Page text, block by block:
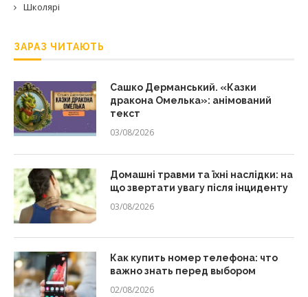
Школярі
ЗАРАЗ ЧИТАЮТЬ
Сашко Дерманський. «Казки
дракона Омелька»: анімований
текст
03/08/2026
Домашні травми та їхні наслідки: на
що звертати увагу після інциденту
03/08/2026
Как купить номер телефона: что
важно знать перед выбором
02/08/2026